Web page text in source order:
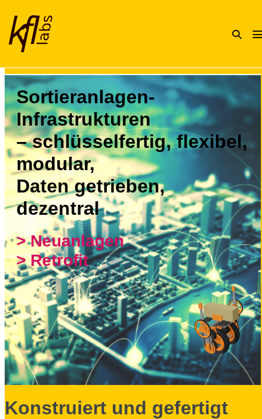
Inhalt
springen
Suche-
Sortieranlagen-
Infrastrukturen
– schlüsselfertig, flexibel,
modular,
Daten getrieben,
dezentral
> Neuanlagen
> Retrofit
Konstruiert und gefertigt